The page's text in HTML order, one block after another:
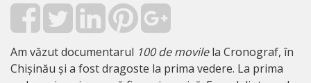
Am văzut documentarul 100 de movilela Cronograf, în
Chișinău și a fost dragoste la prima vedere. La prima